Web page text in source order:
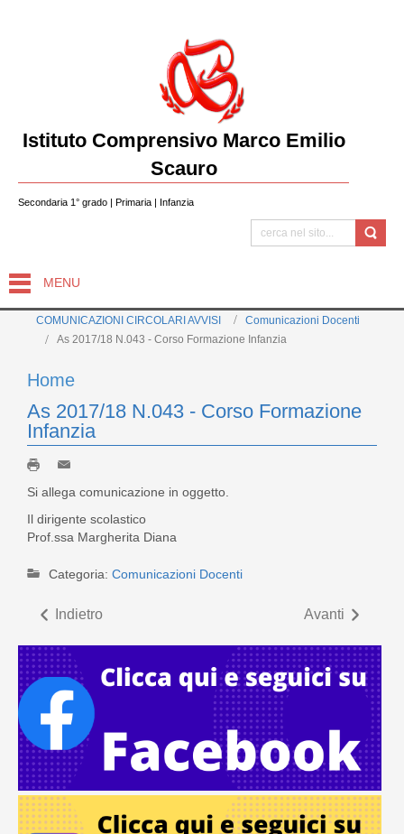
Istituto Comprensivo Marco Emilio
Scauro
Secondaria 1° grado | Primaria | Infanzia
MENU
COMUNICAZIONI CIRCOLARI AVVISI
Comunicazioni Docenti
As 2017/18 N.043 - Corso Formazione Infanzia
Home
As 2017/18 N.043 - Corso Formazione
Infanzia
Si allega comunicazione in oggetto.
Il dirigente scolastico
Prof.ssa Margherita Diana
Categoria: Comunicazioni Docenti
Indietro Avanti